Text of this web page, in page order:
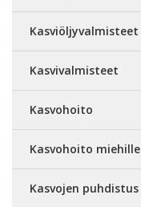
Kasviöljyvalmisteet
Kasvivalmisteet
Kasvohoito
Kasvohoito miehille
Kasvojen puhdistus